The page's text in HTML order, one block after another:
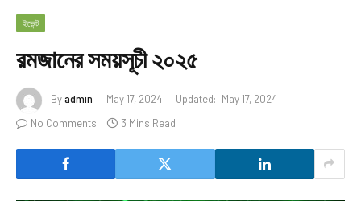
ইভেন্ট
রমজানের সময়সূচী ২০২৫
Byadmin May 17, 2024 Updated: May 17, 2024
No Comments
3 Mins Read